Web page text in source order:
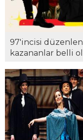
97'incisi
kazananlar belli